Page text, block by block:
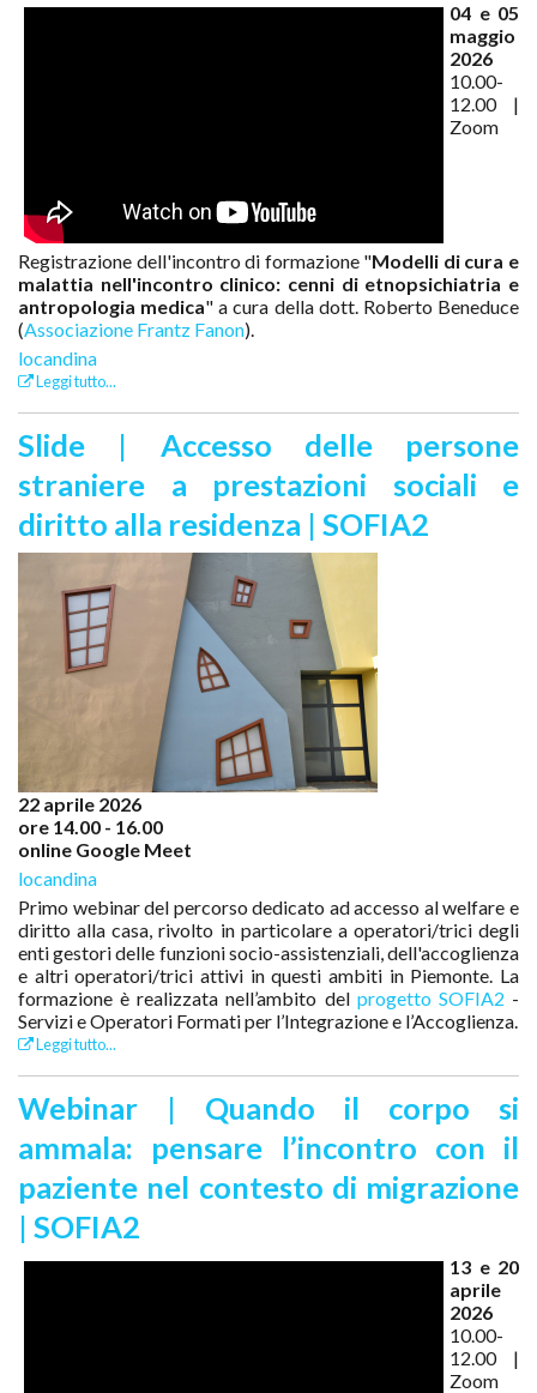
04 e 05
maggio
2026
10.00-
12.00 |
Zoom
Registrazione dell'incontro di formazione "Modelli di cura e
malattia nell'incontro clinico: cenni di etnopsichiatria e
antropologia medica" a cura della dott. Roberto Beneduce
(Associazione Frantz Fanon).
locandina
Leggi tutto...
Slide | Accesso delle persone
straniere a prestazioni sociali e
diritto alla residenza | SOFIA2
22 aprile 2026
ore 14.00 - 16.00
online Google Meet
locandina
Primo webinar del percorso dedicato ad accesso al welfare e
diritto alla casa, rivolto in particolare a operatori/trici degli
enti gestori delle funzioni socio-assistenziali, dell'accoglienza
e altri operatori/trici attivi in questi ambiti in Piemonte. La
formazione è realizzata nell’ambito del progetto SOFIA2 -
Servizi e Operatori Formati per l’Integrazione e l’Accoglienza.
Leggi tutto...
Webinar | Quando il corpo si
ammala: pensare l’incontro con il
paziente nel contesto di migrazione
| SOFIA2
13 e 20
aprile
2026
10.00-
12.00 |
Zoom